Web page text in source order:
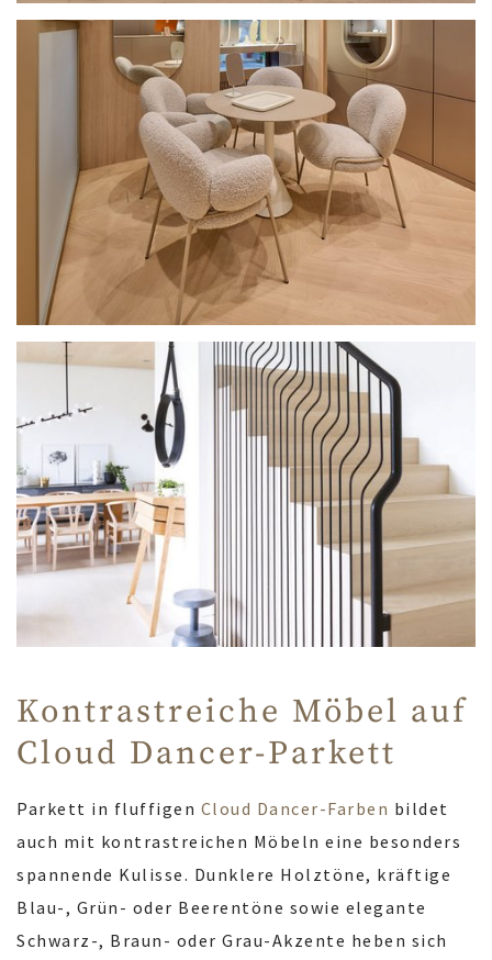
Kontrastreiche Möbel auf
Cloud Dancer-Parkett
Parkett in fluffigen Cloud Dancer-Farben bildet
auch mit kontrastreichen Möbeln eine besonders
spannende Kulisse. Dunklere Holztöne, kräftige
Blau-, Grün- oder Beerentöne sowie elegante
Schwarz-, Braun- oder Grau-Akzente heben sich